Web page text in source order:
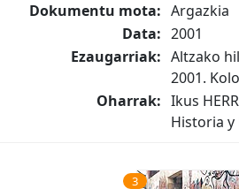
Dokumentu mota: Argazkia
Data: 2001
Ezaugarriak: Altzako
2001.
Oharrak: Ikus
Historia
3